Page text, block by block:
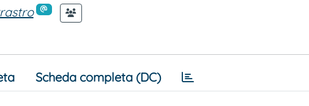
Scheda completa (DC)